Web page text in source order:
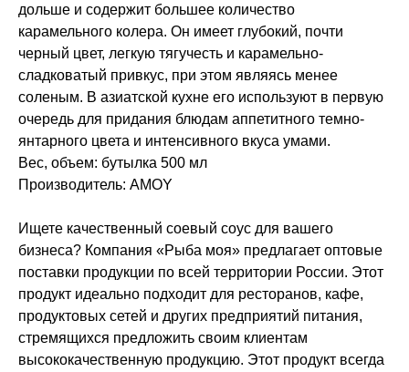
дольше и содержит большее количество
карамельного колера. Он имеет глубокий, почти
черный цвет, легкую тягучесть и карамельно-
сладковатый привкус, при этом являясь менее
соленым. В азиатской кухне его используют в первую
очередь для придания блюдам аппетитного темно-
янтарного цвета и интенсивного вкуса умами.
Вес, объем: бутылка 500 мл
Производитель: AMOY
Ищете качественный соевый соус для вашего
бизнеса? Компания «Рыба моя» предлагает оптовые
поставки продукции по всей территории России. Этот
продукт идеально подходит для ресторанов, кафе,
продуктовых сетей и других предприятий питания,
стремящихся предложить своим клиентам
высококачественную продукцию. Этот продукт всегда